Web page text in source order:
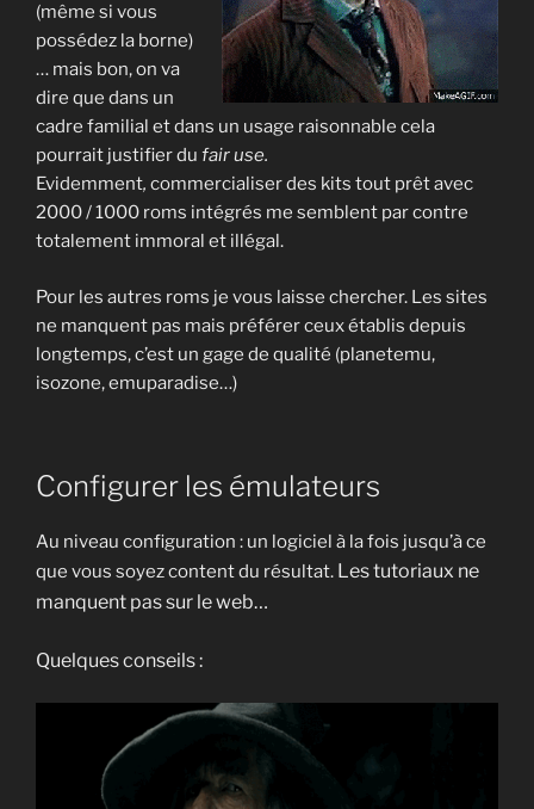
(même si vous
possédez la borne)
… mais bon, on va
dire que dans un
cadre familial et dans un usage raisonnable cela
pourrait justifier du fair use.
Evidemment, commercialiser des kits tout prêt avec
2000 / 1000 roms intégrés me semblent par contre
totalement immoral et illégal.
Pour les autres roms je vous laisse chercher. Les sites
ne manquent pas mais préférer ceux établis depuis
longtemps, c’est un gage de qualité (planetemu,
isozone, emuparadise…)
Configurer les émulateurs
Au niveau configuration : un logiciel à la fois jusqu’à ce
que vous soyez content du résultat. Les tutoriaux ne
manquent pas sur le web…
Quelques conseils :